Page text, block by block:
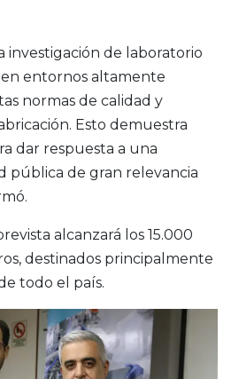
investigación de laboratorio
entornos altamente
normas de calidad y
Esto demuestra
dar respuesta a una
pública de gran relevancia
alcanzará los 15.000
destinados principalmente
todo el país.